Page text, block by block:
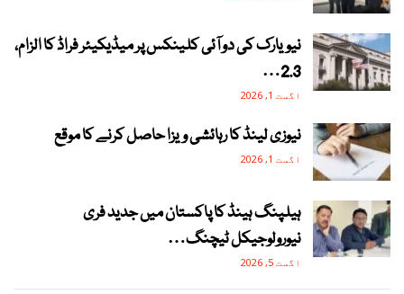
نیویارک کی دو آئی کلینکس پر میڈیکیئر فراڈ کا الزام،
2.3…
اگست 1, 2026
نیوزی لینڈ کا رہائشی ویزا حاصل کرنے کا موقع
اگست 1, 2026
ہیلپنگ ہینڈ کا پاکستان میں جدید فری
نیورولوجیکل ٹیچنگ…
اگست 5, 2026